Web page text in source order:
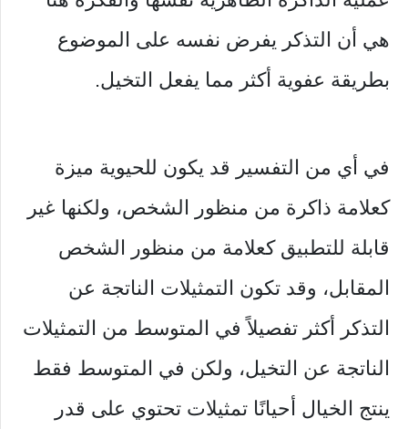
هي أن التذكر يفرض نفسه على الموضوع
بطريقة عفوية أكثر مما يفعل التخيل.
في أي من التفسير قد يكون للحيوية ميزة
كعلامة ذاكرة من منظور الشخص، ولكنها غير
قابلة للتطبيق كعلامة من منظور الشخص
المقابل، وقد تكون التمثيلات الناتجة عن
التذكر أكثر تفصيلاً في المتوسط ​​من التمثيلات
الناتجة عن التخيل، ولكن في المتوسط ​​فقط
ينتج الخيال أحيانًا تمثيلات تحتوي على قدر